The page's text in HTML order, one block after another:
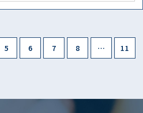
5 6 7 8 … 11